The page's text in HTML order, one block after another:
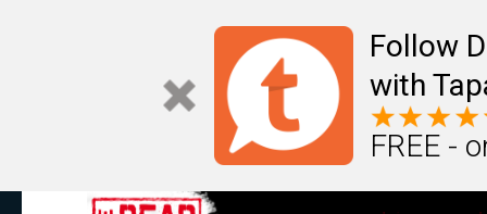
Follow
with
FREE -